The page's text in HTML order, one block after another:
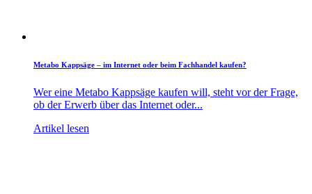
Metabo Kappsäge – im Internet oder beim Fachhandel kaufen?
Wer eine Metabo Kappsäge kaufen will, steht vor der Frage,
ob der Erwerb über das Internet oder...
Artikel lesen